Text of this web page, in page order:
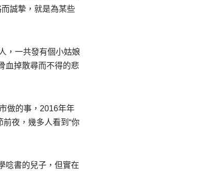
誠摯，就是為某些
，一共發有個小姑娘
血掉散尋而不得的悲
做的事，2016年年
夜，幾多人看到“你
唸書的兒子，但實在